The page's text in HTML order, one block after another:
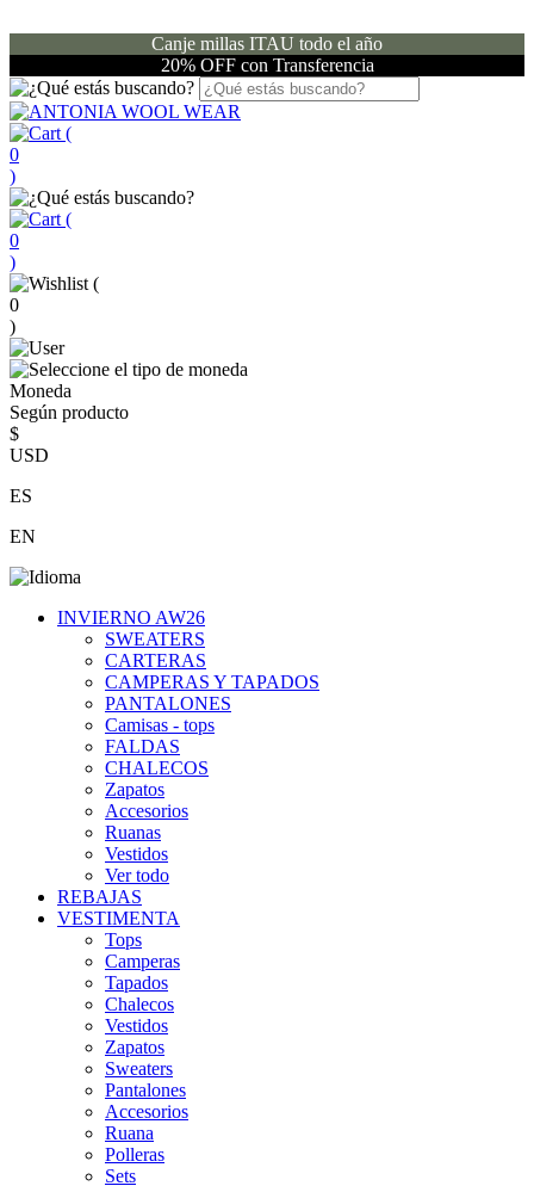
Canje millas ITAU todo el año
20% OFF con Transferencia
(
0
)
(
0
)
(
0
)
Moneda
Según producto
$
USD
ES
EN
INVIERNO AW26
SWEATERS
CARTERAS
CAMPERAS Y TAPADOS
PANTALONES
Camisas - tops
FALDAS
CHALECOS
Zapatos
Accesorios
Ruanas
Vestidos
Ver todo
REBAJAS
VESTIMENTA
Tops
Camperas
Tapados
Chalecos
Vestidos
Zapatos
Sweaters
Pantalones
Accesorios
Ruana
Polleras
Sets